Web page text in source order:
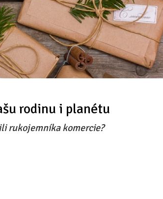
rodinu i planétu
rukojemníka komercie?